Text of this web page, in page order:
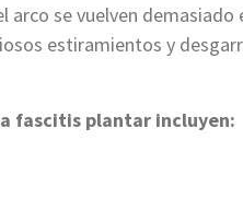
se vuelven demasiado
estiramientos y
fascitis plantar incluyen: